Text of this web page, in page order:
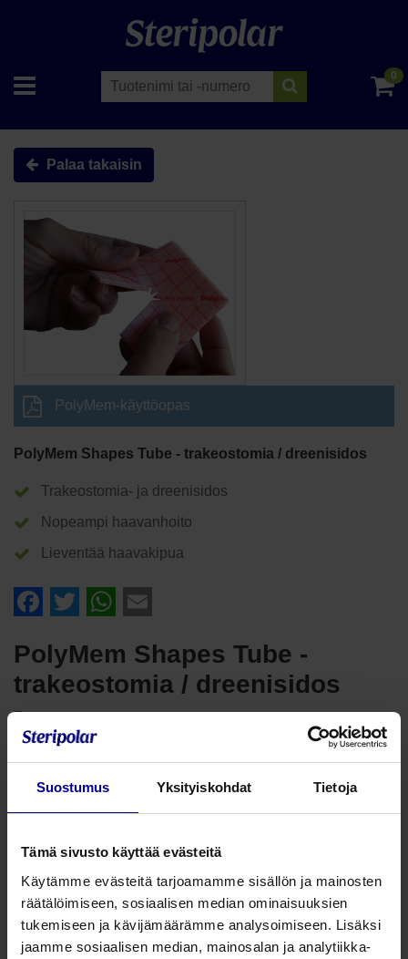
Suostumus Yksityiskohdat Tietoja
Tämä sivusto käyttää evästeitä
Käytämme evästeitä tarjoamamme sisällön ja mainosten
räätälöimiseen, sosiaalisen median ominaisuuksien
tukemiseen ja kävijämäärämme analysoimiseen. Lisäksi
jaamme sosiaalisen median, mainosalan ja analytiikka-
0
Palaa takaisin
PolyMem-käyttöopas
PolyMem Shapes Tube - trakeostomia / dreenisidos
Trakeostomia- ja dreenisidos
Nopeampi haavanhoito
Lieventää haavakipua
Facebook
TwitterWhatsApp
PolyMem Shapes Tube -
trakeostomia / dreenisidos
Tuotenumero:
trakeostomia- ja dreenisidos. Sidos imee ja sitoo eritteen
Nopeuttaa haavan paranemista
Puhdistaa haavaa ja pitää sen kosteana
Lue lisää